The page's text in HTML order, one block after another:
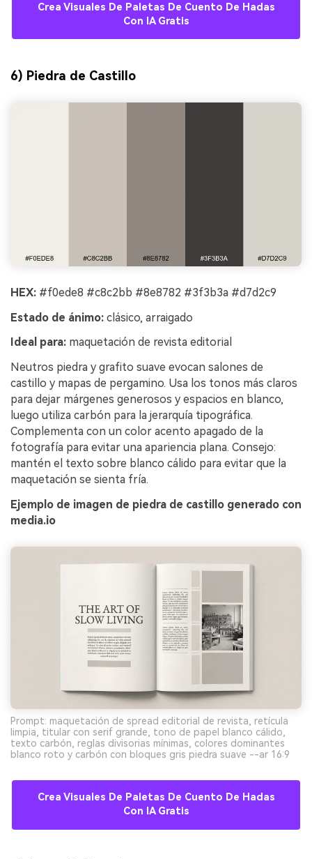
Crea Visuales De Paletas De Cuento De Hadas
Con IA Gratis
6) Piedra de Castillo
HEX: #f0ede8 #c8c2bb #8e8782 #3f3b3a #d7d2c9
Estado de ánimo: clásico, arraigado
Ideal para: maquetación de revista editorial
Neutros piedra y grafito suave evocan salones de
castillo y mapas de pergamino. Usa los tonos más claros
para dejar márgenes generosos y espacios en blanco,
luego utiliza carbón para la jerarquía tipográfica.
Complementa con un color acento apagado de la
fotografía para evitar una apariencia plana. Consejo:
mantén el texto sobre blanco cálido para evitar que la
maquetación se sienta fría.
Ejemplo de imagen de piedra de castillo generado con
media.io
Prompt: maquetación de spread editorial de revista, retícula
limpia, titular con serif grande, tono de papel blanco cálido,
texto carbón, reglas divisorias mínimas, colores dominantes
blanco roto y carbón con bloques gris piedra suave --ar 16:9
Crea Visuales De Paletas De Cuento De Hadas
Con IA Gratis